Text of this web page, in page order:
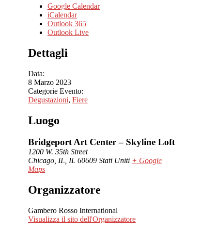
Google Calendar
iCalendar
Outlook 365
Outlook Live
Dettagli
Data:
8 Marzo 2023
Categorie Evento:
Degustazioni, Fiere
Luogo
Bridgeport Art Center – Skyline Loft
1200 W. 35th Street
Chicago, IL IL 60609 Stati Uniti + Google
Maps
Organizzatore
Gambero Rosso International
Visualizza il sito dell'Organizzatore